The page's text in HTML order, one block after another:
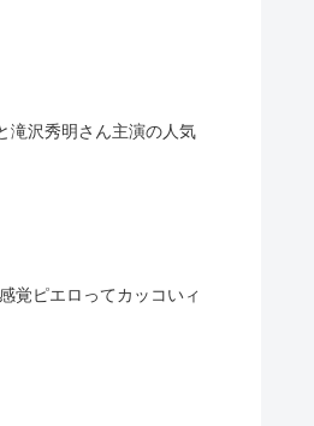
滝沢秀明さん主演の人気
覚ピエロってカッコいィ